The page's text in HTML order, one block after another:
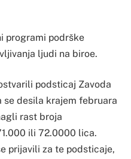
programi podrške
ljudi na biroe.
podsticaj Zavoda
se desila krajem februara
rast broja
ili 72.0000 lica.
prijavili za te podsticaje,